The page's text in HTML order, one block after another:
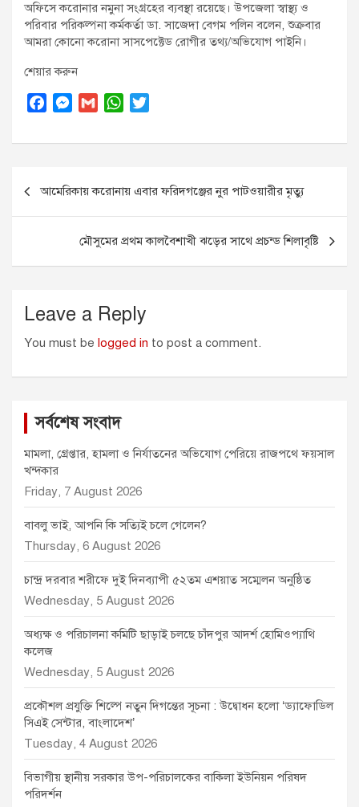
অফিসে করোনার নমুনা সংগ্রহের ব্যবস্থা রয়েছে। উপজেলা স্বাস্থ্য ও
পরিবার পরিকল্পনা কর্মকর্তা ডা. সাজেদা বেগম পলিন বলেন, শুক্রবার
আমরা কোনো করোনা সাসপেক্টেড রোগীর তথ্য/অভিযোগ পাইনি।
শেয়ার করুন
c
o
o
M
s
n
g
G
a
W
a
A
p
p
i
e
r
navigation
আমেরিকায় করোনায় এবার ফরিদগঞ্জের নুর পাটওয়ারীর মৃত্যু
মৌসুমের প্রথম কালবৈশাখী ঝড়ের সাথে প্রচন্ড শিলাবৃষ্টি
Leave a Reply
You must be logged in to post a comment.
সর্বশেষ সংবাদ
মামলা, গ্রেপ্তার, হামলা ও নির্যাতনের অভিযোগ পেরিয়ে রাজপথে ফয়সাল
খন্দকার
Friday, 7 August 2026
বাবলু ভাই, আপনি কি সত্যিই চলে গেলেন?
Thursday, 6 August 2026
চান্দ্র দরবার শরীফে দুই দিনব্যাপী ৫২তম এশয়াত সম্মেলন অনুষ্ঠিত
Wednesday, 5 August 2026
অধ্যক্ষ ও পরিচালনা কমিটি ছাড়াই চলছে চাঁদপুর আদর্শ হোমিওপ্যাথি
কলেজ
Wednesday, 5 August 2026
প্রকৌশল প্রযুক্তি শিল্পে নতুন দিগন্তের সূচনা : উদ্বোধন হলো ‘ড্যাফোডিল
সিএই সেন্টার, বাংলাদেশ’
Tuesday, 4 August 2026
বিভাগীয় স্থানীয় সরকার উপ-পরিচালকের বাকিলা ইউনিয়ন পরিষদ
পরিদর্শন